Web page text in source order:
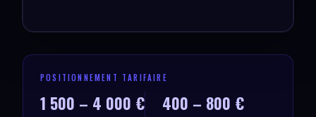
POSITIONNEMENT TARIFAIRE
1 500 – 4 000 € 400 – 800 €